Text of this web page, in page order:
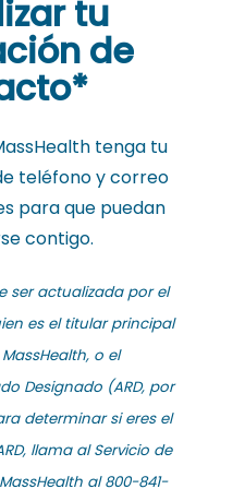
tu
de
tenga tu
teléfono y correo
para que puedan
contigo.
ser actualizada por el
es el titular principal
o el
Designado (ARD, por
determinar si eres el
llama al Servicio de
al 800-841-